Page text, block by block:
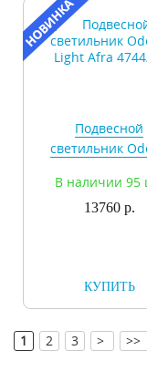
Подвесной
светильник
В наличии 95
13760 р.
КУПИТЬ
1 2 3 > >>